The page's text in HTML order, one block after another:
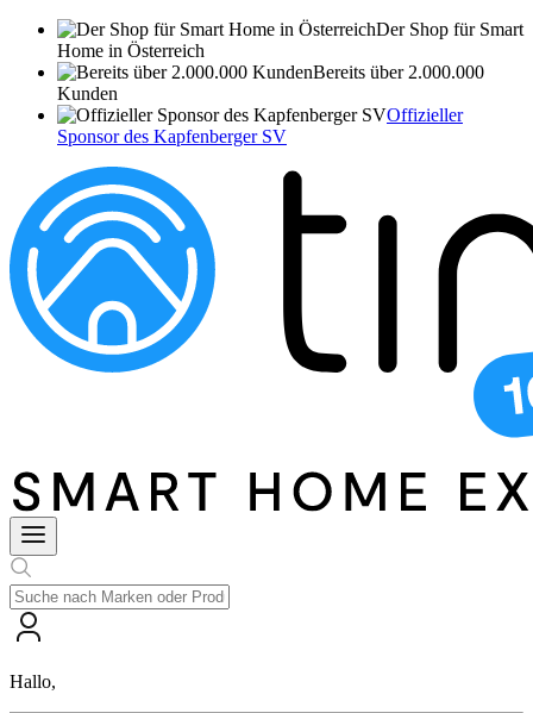
Der Shop für Smart
Home in Österreich
Bereits über 2.000.000
Kunden
Offizieller
Sponsor des Kapfenberger SV
Hallo,